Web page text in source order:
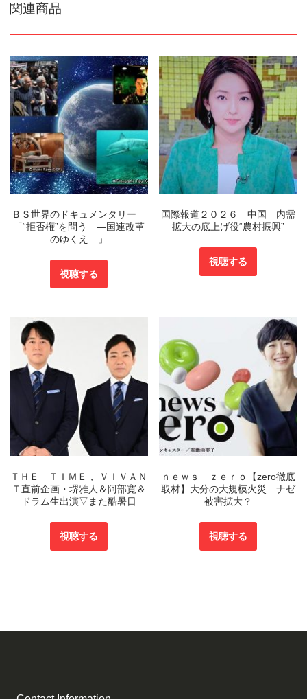
関連商品
ＢＳ世界のドキュメンタリー
「“拒否権”を問う ―国連改革
のゆくえ―」
視聴する
国際報道２０２６ 中国 内需
拡大の底上げ役“農村振興”
視聴する
ＴＨＥ ＴＩＭＥ， ＶＩＶＡＮ
Ｔ直前企画・堺雅人＆阿部寛＆
ドラム生出演▽また酷暑日
視聴する
ｎｅｗｓ ｚｅｒｏ【zero徹底
取材】大分の大規模火災…ナゼ
被害拡大？
視聴する